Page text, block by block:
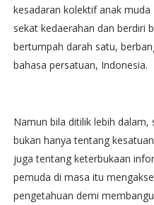
kesadaran kolektif anak
sekat kedaerahan dan berdiri
bertumpah darah satu,
bahasa persatuan, Indonesia.
Namun bila ditilik lebih
bukan hanya tentang
juga tentang keterbukaan
pemuda di masa itu
pengetahuan demi